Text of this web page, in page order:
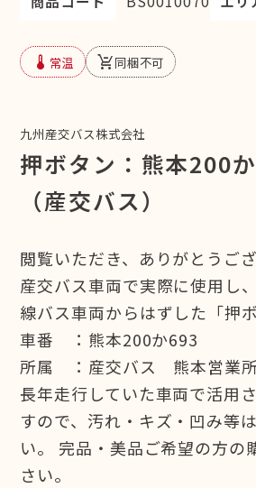
device_thermostat 常温 remove_shopping_cart同梱不可
九州産交バス株式会社
押ボタン：熊本200
（産交バス）
閲覧いただき、ありがとうござ
産交バス車両で実際に使用し
線バス車両からはずした「押
車番 ：熊本200か693
所属 ：産交バス 熊本営業所
長年走行していた車両で活用
すので、汚れ・キズ・凹み等
い。 完品・美品ご希望の方の
さい。